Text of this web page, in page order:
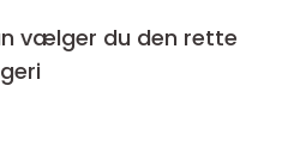
vælger du den rette